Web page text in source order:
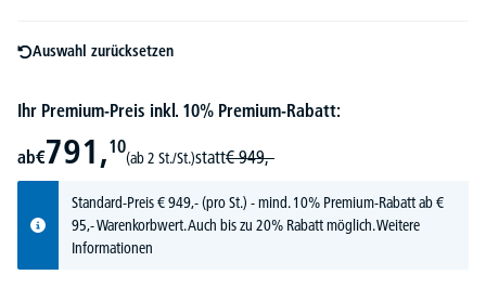
Auswahl zurücksetzen
Ihr Premium-Preis inkl. 10% Premium-Rabatt:
ab€791,10
(ab 2 St./St.)statt€ 949,-
Standard-Preis€949,-(pro St.) - mind. 10% Premium-Rabatt ab €
95,- Warenkorbwert. Auch bis zu 20% Rabatt möglich.Weitere
Informationen